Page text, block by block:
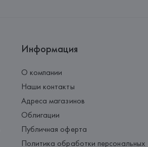
Информация
О компании
Наши контакты
Адреса магазинов
Облигации
Публичная оферта
Политика обработки персональных